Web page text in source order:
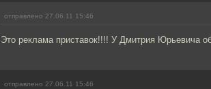
отправлено 27.06.11 15:46
Это реклама приставок!!!! У Дмитрия Юрьевича
отправлено 27.06.11 15:46